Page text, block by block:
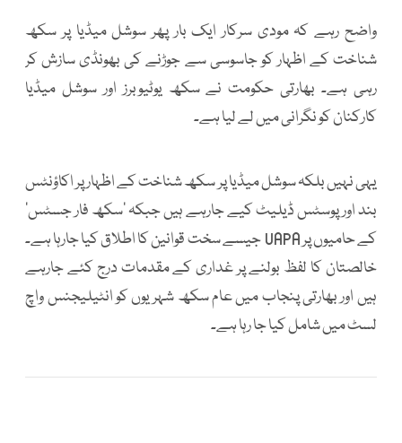
واضح رہے کہ مودی سرکار ایک بار پھر سوشل میڈیا پر سکھ
شناخت کے اظہار کو جاسوسی سے جوڑنے کی بھونڈی سازش کر
رہی ہے۔ بھارتی حکومت نے سکھ یوٹیوبرز اور سوشل میڈیا
کارکنان کو نگرانی میں لے لیا ہے۔
یہی نہیں بلکہ سوشل میڈیا پر سکھ شناخت کے اظہار پر اکاؤنٹس
بند اور پوسٹس ڈیلیٹ کیے جارہے ہیں جبکہ 'سکھ فار جسٹس'
کے حامیوں پر UAPA جیسے سخت قوانین کا اطلاق کیا جارہا ہے۔
خالصتان کا لفظ بولنے پر غداری کے مقدمات درج کئے جارہے
ہیں اور بھارتی پنجاب میں عام سکھ شہریوں کو انٹیلیجنس واچ
لسٹ میں شامل کیا جا رہا ہے۔